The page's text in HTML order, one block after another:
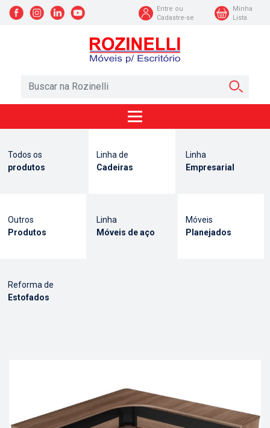
Entre ou
Cadastre-se
Minha
Lista
Todos os
produtos
Linha de
Cadeiras
Linha
Empresarial
Outros
Produtos
Linha
Móveis de aço
Móveis
Planejados
Reforma de
Estofados